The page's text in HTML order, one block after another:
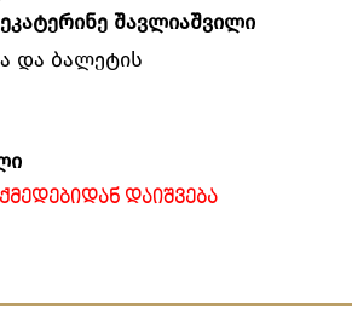
შავლიაშვილი
და ბალეტის
ᲓᲐᲘᲨᲕᲔᲑᲐ